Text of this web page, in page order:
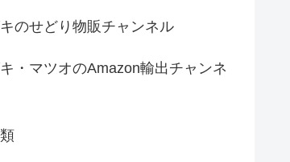
のせどり物販チャンネル
・マツオのAmazon輸出チャンネ